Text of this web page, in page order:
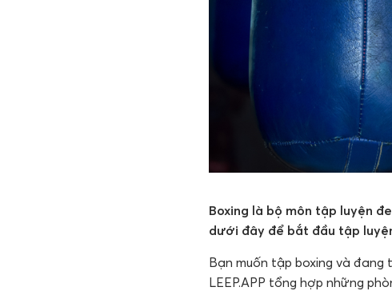
Boxing là bộ môn tập luyện
dưới đây để bắt đầu tập
Bạn muốn tập boxing và đang
LEEP.APP tổng hợp những